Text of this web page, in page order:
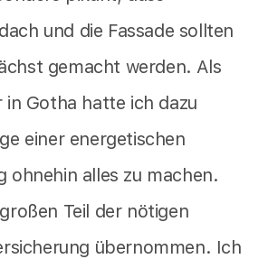
und die Fassade sollten
gemacht werden. Als
in Gotha hatte ich dazu
einer energetischen
ohnehin alles zu machen.
Teil der nötigen
übernommen. Ich